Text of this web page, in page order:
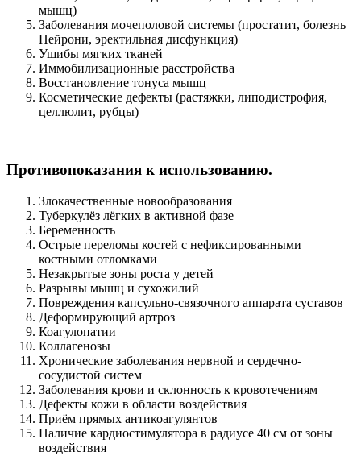
мышц)
Заболевания мочеполовой системы (простатит, болезнь
Пейрони, эректильная дисфункция)
Ушибы мягких тканей
Иммобилизационные расстройства
Восстановление тонуса мышц
Косметические дефекты (растяжки, липодистрофия,
целлюлит, рубцы)
Противопоказания к использованию.
Злокачественные новообразования
Туберкулёз лёгких в активной фазе
Беременность
Острые переломы костей с нефиксированными
костными отломками
Незакрытые зоны роста у детей
Разрывы мышц и сухожилий
Повреждения капсульно-связочного аппарата суставов
Деформирующий артроз
Коагулопатии
Коллагенозы
Хронические заболевания нервной и сердечно-
сосудистой систем
Заболевания крови и склонность к кровотечениям
Дефекты кожи в области воздействия
Приём прямых антикоагулянтов
Наличие кардиостимулятора в радиусе 40 см от зоны
воздействия